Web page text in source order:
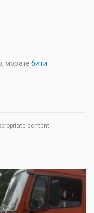
морате бити
content